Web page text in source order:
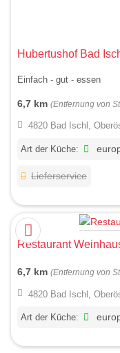
Hubertushof Bad
Einfach - gut - essen
6,7 km (Entfernung von
4820 Bad Ischl,
Art der Küche:
Lieferservice
Restaurant
6,7 km (Entfernung von
4820 Bad Ischl,
Art der Küche: